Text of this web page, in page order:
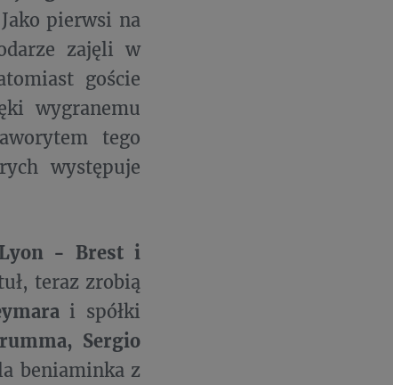
pierwsi na
zajęli w
goście
wygranemu
tego
występuje
- Brest i
teraz zrobią
i spółki
Sergio
beniaminka z